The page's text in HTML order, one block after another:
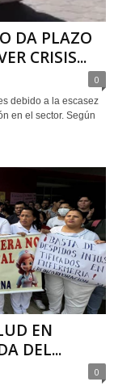
DA PLAZO
CRISIS...
0
debido a la escasez
en el sector. Según
EN
DEL...
0